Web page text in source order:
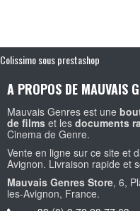
Colissimo sous prestashop
A PROPOS DE MAUVAIS
Mauvais Genres est une
de films et les documents
Cinema de Genre.
Vente en ligne sur ce site et
Avignon. Livraison rapide et
Mauvais Genres Store, 6,
les-Avignon, France.